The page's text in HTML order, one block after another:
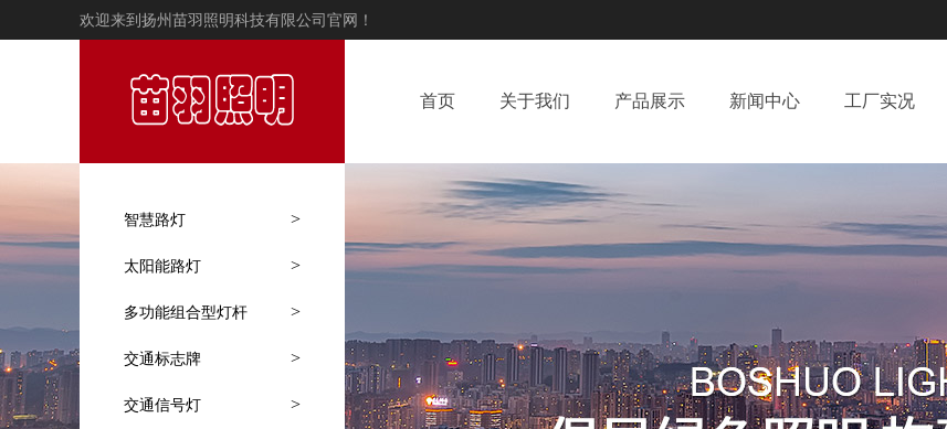
欢迎来到扬州苗羽照明科技有限公司官网！
智慧路灯 >
太阳能路灯 >
多功能组合型灯杆 >
交通标志牌 >
交通信号灯 >
首页 关于我们 产品展示 新闻中心 工厂实况